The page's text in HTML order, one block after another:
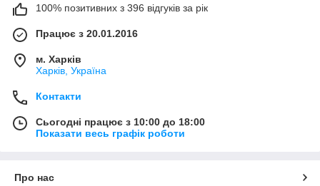
100% позитивних з 396 відгуків за рік
Працює з 20.01.2016
м. Харків
Харків, Україна
Контакти
Сьогодні працює з 10:00 до 18:00
Показати весь графік роботи
Про нас